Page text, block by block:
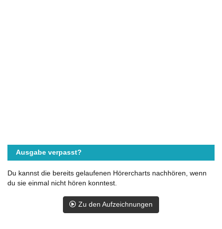
Ausgabe verpasst?
Du kannst die bereits gelaufenen Hörercharts nachhören, wenn
du sie einmal nicht hören konntest.
Zu den Aufzeichnungen